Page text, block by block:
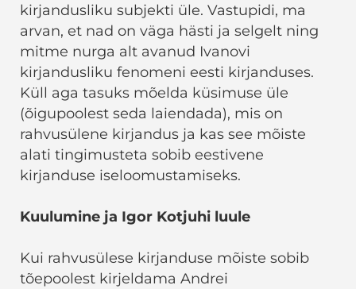
kirjandusliku subjekti üle. Vastupidi, ma
arvan, et nad on väga hästi ja selgelt ning
mitme nurga alt avanud Ivanovi
kirjandusliku fenomeni eesti kirjanduses.
Küll aga tasuks mõelda küsimuse üle
(õigupoolest seda laiendada), mis on
rahvusülene kirjandus ja kas see mõiste
alati tingimusteta sobib eestivene
kirjanduse iseloomustamiseks.
Kuulumine ja Igor Kotjuhi luule
Kui rahvusülese kirjanduse mõiste sobib
tõepoolest kirjeldama Andrei